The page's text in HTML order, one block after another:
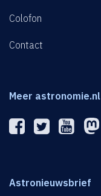
Colofon
Contact
Meer astronomie.nl
Astronieuwsbrief